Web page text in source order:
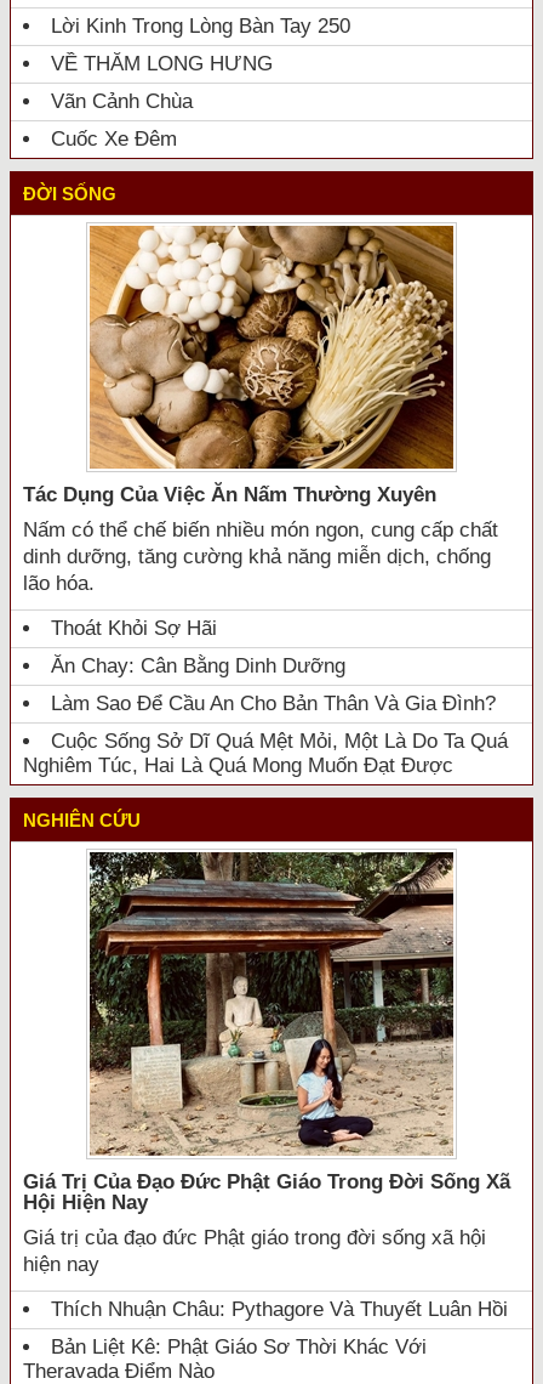
Lời Kinh Trong Lòng Bàn Tay 250
VỀ THĂM LONG HƯNG
Vãn Cảnh Chùa
Cuốc Xe Đêm
ĐỜI SỐNG
Tác Dụng Của Việc Ăn Nấm Thường Xuyên
Nấm có thể chế biến nhiều món ngon, cung cấp chất
dinh dưỡng, tăng cường khả năng miễn dịch, chống
lão hóa.
Thoát Khỏi Sợ Hãi
Ăn Chay: Cân Bằng Dinh Dưỡng
Làm Sao Để Cầu An Cho Bản Thân Và Gia Đình?
Cuộc Sống Sở Dĩ Quá Mệt Mỏi, Một Là Do Ta Quá
Nghiêm Túc, Hai Là Quá Mong Muốn Đạt Được
NGHIÊN CỨU
Giá Trị Của Đạo Đức Phật Giáo Trong Đời Sống Xã
Hội Hiện Nay
Giá trị của đạo đức Phật giáo trong đời sống xã hội
hiện nay
Thích Nhuận Châu: Pythagore Và Thuyết Luân Hồi
Bản Liệt Kê: Phật Giáo Sơ Thời Khác Với
Theravada Điểm Nào